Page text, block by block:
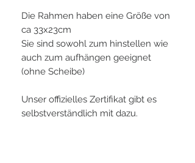
Die Rahmen haben eine Größe von
ca 33x23cm
Sie sind sowohl zum hinstellen wie
auch zum aufhängen geeignet
(ohne Scheibe)
Unser offizielles Zertifikat gibt es
selbstverständlich mit dazu.